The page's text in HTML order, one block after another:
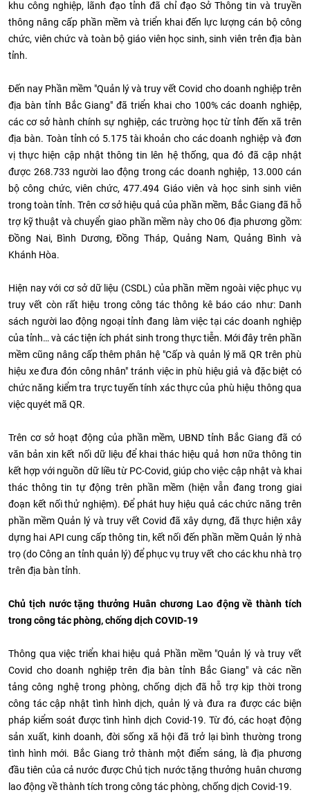
khu công nghiệp, lãnh đạo tỉnh đã chỉ đạo Sở Thông tin và truyền
thông nâng cấp phần mềm và triển khai đến lực lượng cán bộ công
chức, viên chức và toàn bộ giáo viên học sinh, sinh viên trên địa bàn
tỉnh.
Đến nay Phần mềm "Quản lý và truy vết Covid cho doanh nghiệp trên
địa bàn tỉnh Bắc Giang" đã triển khai cho 100% các doanh nghiệp,
các cơ sở hành chính sự nghiệp, các trường học từ tỉnh đến xã trên
địa bàn. Toàn tỉnh có 5.175 tài khoản cho các doanh nghiệp và đơn
vị thực hiện cập nhật thông tin lên hệ thống, qua đó đã cập nhật
được 268.733 người lao động trong các doanh nghiệp, 13.000 cán
bộ công chức, viên chức, 477.494 Giáo viên và học sinh sinh viên
trong toàn tỉnh. Trên cơ sở hiệu quả của phần mềm, Bắc Giang đã hỗ
trợ kỹ thuật và chuyển giao phần mềm này cho 06 địa phương gồm:
Đồng Nai, Bình Dương, Đồng Tháp, Quảng Nam, Quảng Bình và
Khánh Hòa.
Hiện nay với cơ sở dữ liệu (CSDL) của phần mềm ngoài việc phục vụ
truy vết còn rất hiệu trong công tác thông kê báo cáo như: Danh
sách người lao động ngoại tỉnh đang làm việc tại các doanh nghiệp
của tỉnh… và các tiện ích phát sinh trong thực tiễn. Mới đây trên phần
mềm cũng nâng cấp thêm phân hệ "Cấp và quản lý mã QR trên phù
hiệu xe đưa đón công nhân" tránh việc in phù hiệu giả và đặc biệt có
chức năng kiểm tra trực tuyến tính xác thực của phù hiệu thông qua
việc quyét mã QR.
Trên cơ sở hoạt động của phần mềm, UBND tỉnh Bắc Giang đã có
văn bản xin kết nối dữ liệu để khai thác hiệu quả hơn nữa thông tin
kết hợp với nguồn dữ liều từ PC-Covid, giúp cho việc cập nhật và khai
thác thông tin tự động trên phần mềm (hiện vẫn đang trong giai
đoạn kết nối thử nghiệm). Để phát huy hiệu quả các chức năng trên
phần mềm Quản lý và truy vết Covid đã xây dựng, đã thực hiện xây
dựng hai API cung cấp thông tin, kết nối đến phần mềm Quản lý nhà
trọ (do Công an tỉnh quản lý) để phục vụ truy vết cho các khu nhà trọ
trên địa bàn tỉnh.
Chủ tịch nước tặng thưởng Huân chương Lao động về thành tích
trong công tác phòng, chống dịch COVID-19
Thông qua việc triển khai hiệu quả Phần mềm "Quản lý và truy vết
Covid cho doanh nghiệp trên địa bàn tỉnh Bắc Giang" và các nền
tảng công nghệ trong phòng, chống dịch đã hỗ trợ kịp thời trong
công tác cập nhật tình hình dịch, quản lý và đưa ra được các biện
pháp kiểm soát được tình hình dịch Covid-19. Từ đó, các hoạt động
sản xuất, kinh doanh, đời sống xã hội đã trở lại bình thường trong
tình hình mới. Bắc Giang trở thành một điểm sáng, là địa phương
đầu tiên của cả nước được Chủ tịch nước tặng thưởng huân chương
lao động về thành tích trong công tác phòng, chống dịch Covid-19.